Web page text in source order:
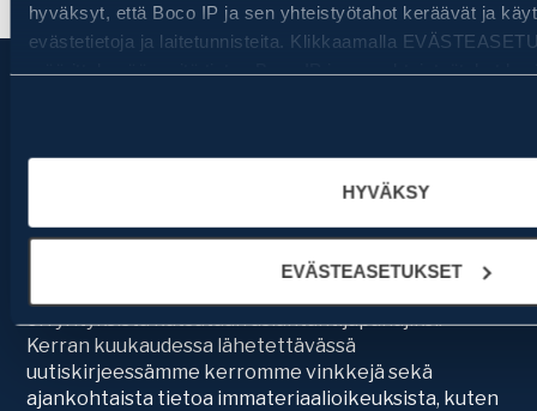
hyväksyt, että Boco IP ja sen yhteistyötahot keräävät ja
evästetietoja ja laitetunnisteita. Klikkaamalla
HYVÄKSY
EVÄSTEASETUKSET
Tilaa uutiskirjeemme
Uutiskirjeen tilaajana saat tapahtumakutsuja eri
eri yrityksistä kutsutaan asiantuntijapuhujiksi.
Kerran kuukaudessa lähetettävässä
uutiskirjeessämme kerromme vinkkejä sekä
ajankohtaista tietoa immateriaalioikeuksista, kuten